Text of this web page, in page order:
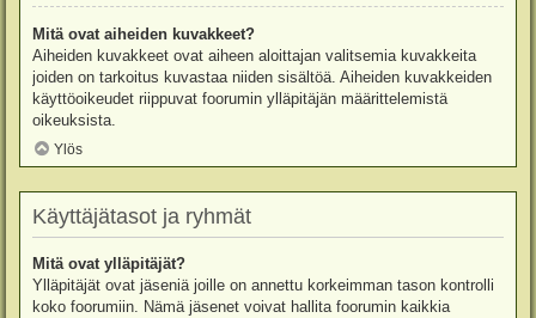
Mitä ovat aiheiden kuvakkeet?
Aiheiden kuvakkeet ovat aiheen aloittajan valitsemia kuvakkeita
joiden on tarkoitus kuvastaa niiden sisältöä. Aiheiden kuvakkeiden
käyttöoikeudet riippuvat foorumin ylläpitäjän määrittelemistä
oikeuksista.
Ylös
Käyttäjätasot ja ryhmät
Mitä ovat ylläpitäjät?
Ylläpitäjät ovat jäseniä joille on annettu korkeimman tason kontrolli
koko foorumiin. Nämä jäsenet voivat hallita foorumin kaikkia